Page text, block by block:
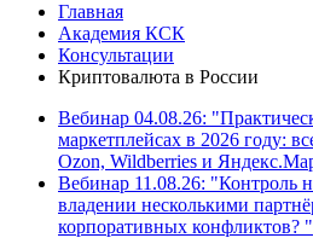
Главная
Академия КСК
Консультации
Криптовалюта в России
Вебинар 04.08.26:
маркетплейсах в 2026 году:
Ozon, Wildberries и
Вебинар 11.08.26: "Контроль
владении несколькими
корпоративных конфликтов? "